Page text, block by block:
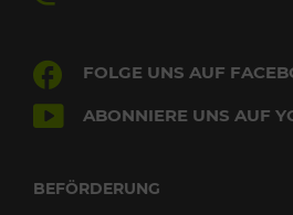
FOLGE UNS AUF
ABONNIERE UNS AUF
BEFÖRDERUNG